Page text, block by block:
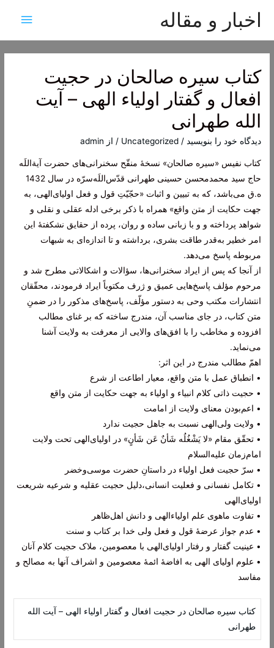
اخبار و مقاله
اصلی
کتاب سیره صالحان در حجیت
افعال و گفتار اولیاء الهی – آیت
الله طهرانی
دیدگاه‌ خود را بنویسید /
Uncategorized / از admin
کتاب نفیس «سیره صالحان» نسخۀ منقّح سخنرانی‌های حضرت آیة‌اللَه
حاج سید محمدمحسن حسینی طهرانی قدّس‌اللَه‌سرّه در سال 1432
ه.ق می‌باشد، که به تبیین و اثبات «حجّیّتِ قول و فعل اولیای‌الهی، به
جهت حکایت از متن واقع» همراه با ذکر برخی ادله عقلی و نقلی و
شواهد پرداخته و و با زبانی ساده و روان، پرده از حقایق نشکفتۀ این
امر خطیر به‌قدر طاقت بشری، بر‌داشته و تا اندازه‌ای به شبهات
مربوطه پاسخ می‌دهد.
از آنجا که پس از ایراد سخنرانی‌ها، سؤالات و اشکالاتی مطرح شد و
مرحوم مؤلف پاسخ‌هایی عمیق و ژرف مکتوباً ایراد فرمودند، محقّقان
انتشارات مکتب وحی به دستور مؤلّف، پاسخ‌های مذکور را در ضمنِ
متن کتاب، در جای مناسب آن، مندرج ساخته که بر غنای مطالب
افزوده و مخاطب را با افق‌های والایی از معرفت به ولایت آشنا
می‌نماید.
اهمّ مطالب مندرج در این اثر:
• انطباق عمل با متن واقع، معیار اطاعت از شرع
• حجیت ذاتی کلام انبیاء و اولیاء به جهت حکایت از متن واقع
• اعم‌بودن معنای ولایت از امامت
• ولایت ولی‌الهی نسبت به جاهل حجیت ندارد
• تحقّق مقام «لا یَشْغُلُه شَأنٌ عَن شَأنٍ» در اولیای‌الهی تحت ولایت
امام‌زمان علیه‌السلام
• سرّ حجیت فعل اولیاء در داستانِ حضرت موسی‌وخضر
• تکامل نفسانی و فعلیت انسانی،‌دلیل حجیت عقلیه و شرعیه شریعت
اولیای‌الهی
• تفاوت ماهوی علم اولیاء‌الهی و دانش اهل‌ظاهر
• عدم جواز عرضۀ قول و فعل ولی خدا بر کتاب و سنت
• عینیت گفتار و رفتار اولیای‌الهی با معصومین، ملاک حجیت کلام آنان
• علوم اولیای الهی به افاضۀ ائمۀ معصومین و اشراف آنها به مصالح و
مفاسد
کتاب سیره صالحان در حجیت افعال و گفتار اولیاء الهی – آیت الله
طهرانی